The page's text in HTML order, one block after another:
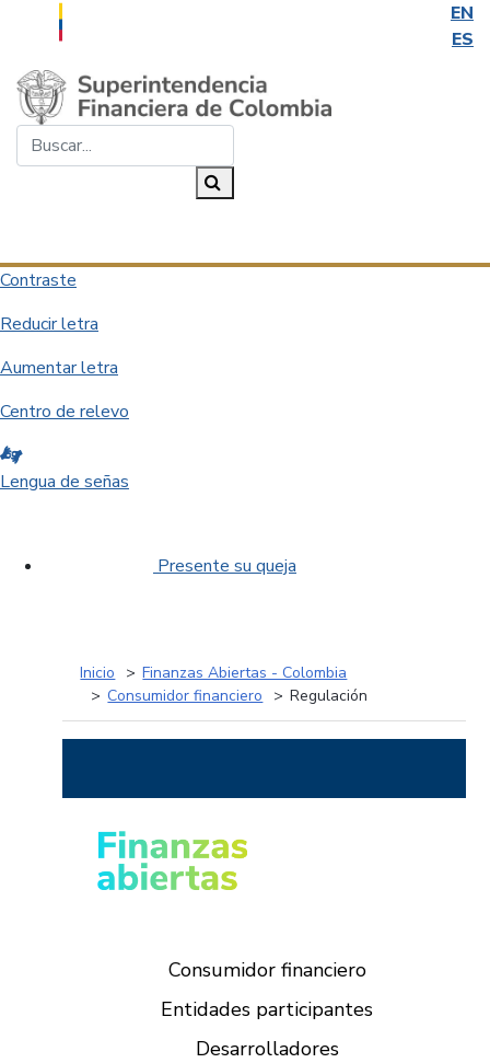
EN
ES
Saltar al contenido principal
Contraste
Reducir letra
Aumentar letra
Centro de relevo
Lengua de señas
Presente su queja
Inicio
Finanzas Abiertas - Colombia
Consumidor financiero
Regulación
Consumidor financiero
Entidades participantes
Desarrolladores